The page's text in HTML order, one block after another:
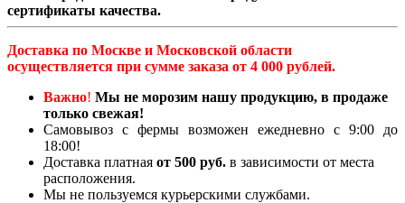
сертификаты качества.
Доставка по Москве и Московской области
осуществляется при сумме заказа от 4 000 рублей.
Важно! Мы не морозим нашу продукцию, в продаже
только свежая!
Самовывоз с фермы возможен ежедневно с 9:00 до
18:00!
Доставка платная от 500 руб. в зависимости от места
расположения.
Мы не пользуемся курьерскими службами.